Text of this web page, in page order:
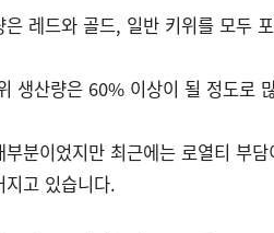
은 레드와 골드, 일반 키위를 모두
생산량은 60% 이상이 될 정도로
분이었지만 최근에는 로열티 부
고 있습니다.